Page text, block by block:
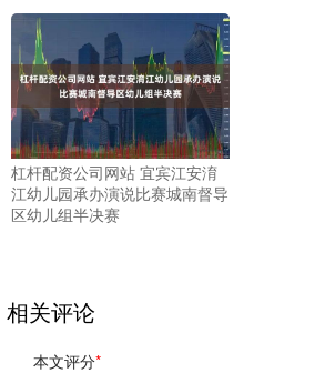
杠杆配资公司网站 宜宾江安淯
江幼儿园承办演说比赛城南督导
区幼儿组半决赛
相关评论
本文评分*